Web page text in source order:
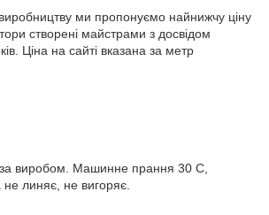
ми пропонуємо найнижчу ціну
створені майстрами з досвідом
Ціна на сайті вказана за метр
виробом. Машинне прання 30 С,
не линяє, не вигоряє.